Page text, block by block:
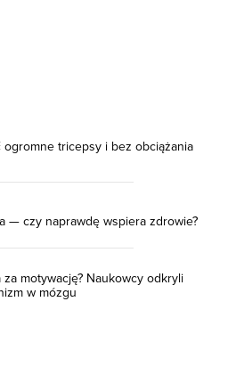
ogromne tricepsy i bez obciążania
— czy naprawdę wspiera zdrowie?
motywację? Naukowcy odkryli
w mózgu